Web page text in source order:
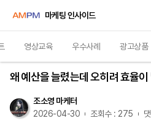
마케팅 인사이드
영상교육 우수사례 광고상품
인사이트
왜 예산을 늘렸는데 오히려 효율
조소영 마케터
2026-04-30
조회수 : 275